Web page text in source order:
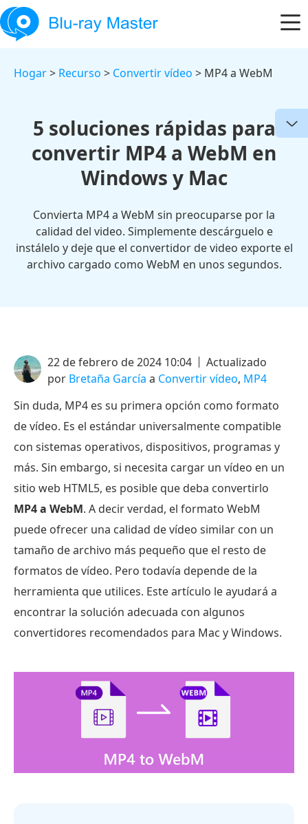
Hogar> Recurso > Convertir vídeo > MP4 a WebM
5 soluciones rápidas para
convertir MP4 a WebM en
Windows y Mac
Convierta MP4 a WebM sin preocuparse por la
calidad del video. Simplemente descárguelo e
instálelo y deje que el convertidor de video exporte el
archivo cargado como WebM en unos segundos.
22 de febrero de 2024 10:04
Actualizado
por Bretaña García a Convertir vídeo, MP4
Sin duda, MP4 es su primera opción como formato
de vídeo. Es el estándar universalmente compatible
con sistemas operativos, dispositivos, programas y
más. Sin embargo, si necesita cargar un vídeo en un
sitio web HTML5, es posible que deba convertirlo
MP4 a WebM. A decir verdad, el formato WebM
puede ofrecer una calidad de vídeo similar con un
tamaño de archivo más pequeño que el resto de
formatos de vídeo. Pero todavía depende de la
herramienta que utilices. Este artículo le ayudará a
encontrar la solución adecuada con algunos
convertidores recomendados para Mac y Windows.